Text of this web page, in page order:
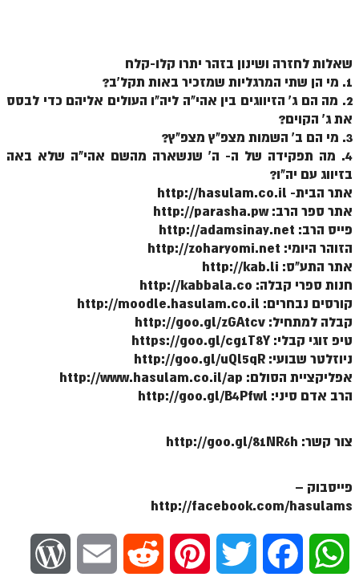
ספרים להורדה
מנוע חיפוש בכתבי בעל הסולם
חנות ספרים
שאלות לחזרה ושינון בזהר יתרו קלו-קלח
1. מי הן שתי המרגליות שמזכיר באות תקל'ב?
2. מה הם ג' הזיווגים בין אהי"ה ליה"ו העולים אליהם כדי לבסס
את ג' הקוים?
3. מי הם ב' השמות מצפ"ץ מצפ"ץ?
4. מה תפקידה של ה- ה' שנשארה מהשם אהי"ה שלא באה
בזיווג עם יה"ו?
אתר הבית- http://hasulam.co.il
אתר ספר הרב: http://parasha.pw
פייס הרב: http://adamsinay.net
הזוהר היומי: http://zoharyomi.net
אתר התע"ס: http://kab.li
חנות ספרי קבלה: http://kabbala.co
קורסים נבחרים: http://moodle.hasulam.co.il
קבלה למתחיל: http://goo.gl/zGAtcv
טיפ זוגי קבלי: https://goo.gl/cg1T8Y
ניוזלטר שבועי: http://goo.gl/uQl5qR
אפליקציית הסולם: http://www.hasulam.co.il/ap
הרב אדם סיני: http://goo.gl/B4Pfwl
צור קשר: http://goo.gl/81NR6h
פייסבוק –
http://facebook.com/hasulams